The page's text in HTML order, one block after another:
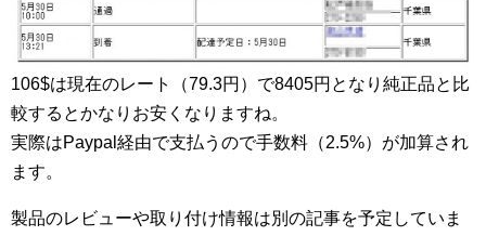
106$は現在のレート（79.3円）で8405円となり純正品と比
較するとかなりお安くなりますね。
実際はPaypal経由で支払うので手数料（2.5%）が加算され
ます。
製品のレビューや取り付け情報は別の記事を予定していま